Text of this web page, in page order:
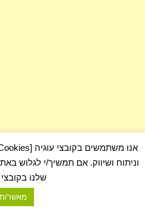
וניתוח ושיווק. אם תמשיך/י לגלוש
שלנו בקובצי
מאשר/ת